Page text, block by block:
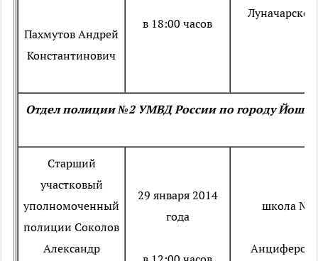
Пахмутов Андрей
Константинович
в 18:00 часов
Отдел полиции №2 УМВД России по городу
Старший
участковый
уполномоченный
полиции Соколов
Александр
29 января 2014
года
школа №